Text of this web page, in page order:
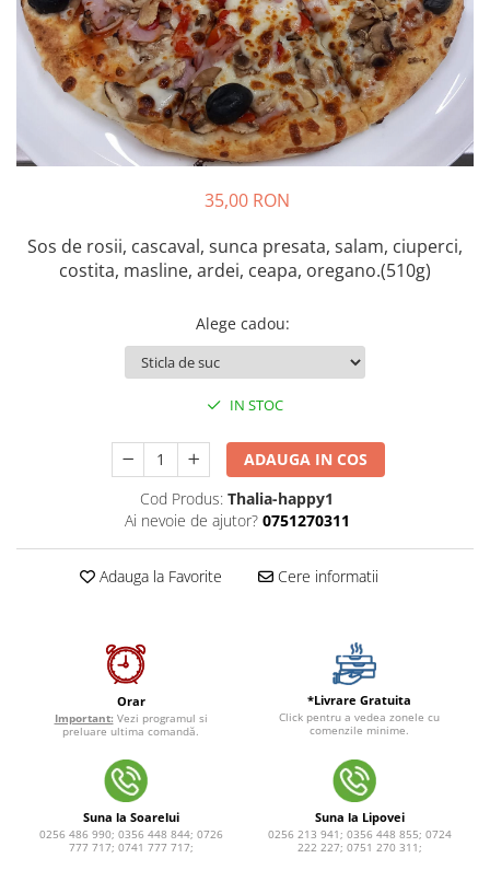
Garnituri
Salate
Sosuri
35,00 RON
Sos de rosii, cascaval, sunca presata, salam, ciuperci,
costita, masline, ardei, ceapa, oregano.(510g)
Alege cadou:
IN STOC
ADAUGA IN COS
Cod Produs: Thalia-happy1
Ai nevoie de ajutor? 0751270311
Adauga la Favorite Cere informatii
Orar
Important: Vezi programul si
preluare ultima comandă.
*Livrare Gratuita
Click pentru a vedea zonele cu
comenzile minime.
Suna la Soarelui
0256 486 990; 0356 448 844; 0726
777 717; 0741 777 717;
Suna la Lipovei
0256 213 941; 0356 448 855; 0724
222 227; 0751 270 311;